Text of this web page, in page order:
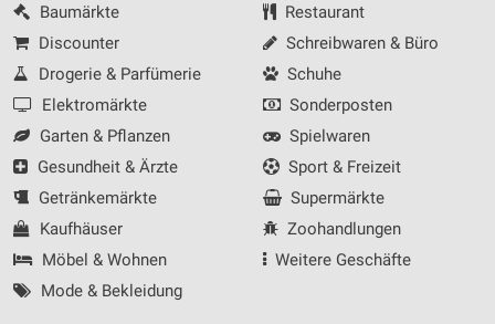
Baumärkte
Discounter
Drogerie & Parfümerie
Elektromärkte
Garten & Pflanzen
Gesundheit & Ärzte
Getränkemärkte
Kaufhäuser
Möbel & Wohnen
Mode & Bekleidung
Restaurant
Schreibwaren & Büro
Schuhe
Sonderposten
Spielwaren
Sport & Freizeit
Supermärkte
Zoohandlungen
Weitere Geschäfte